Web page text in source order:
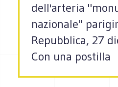
dell'arteria
nazionale"
Repubblica, 27
Con una postilla